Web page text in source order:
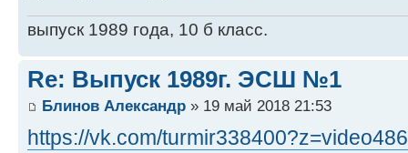
выпуск 1989 года, 10 б класс.
Re: Выпуск 1989г. ЭСШ №1
Блинов Александр » 19 май 2018 21:53
https://vk.com/